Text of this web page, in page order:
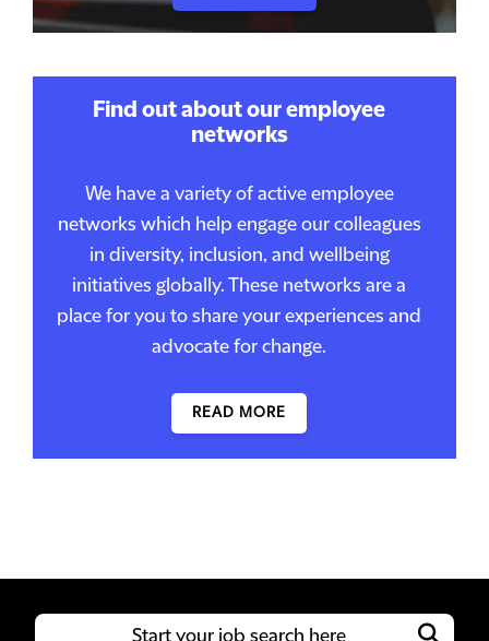
Find out about our employee
networks
We have a variety of active employee
networks which help engage our colleagues
in diversity, inclusion, and wellbeing
initiatives globally. These networks are a
place for you to share your experiences and
advocate for change.
READ MORE